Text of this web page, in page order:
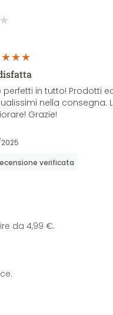
perfetti in tutto! Prodotti
nella consegna.
Grazie!
verificata
da 4,99 €.